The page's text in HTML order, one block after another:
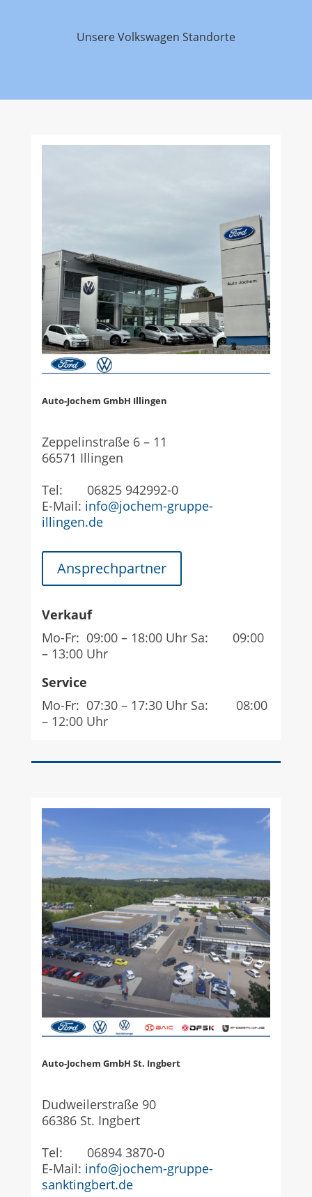
Unsere Volkswagen Standorte
Auto-Jochem GmbH Illingen
Zeppelinstraße 6 – 11
66571 Illingen
Tel: 06825 942992-0
E-Mail: info@jochem-gruppe-
illingen.de
Ansprechpartner
Verkauf
Mo-Fr: 09:00 – 18:00 Uhr Sa: 09:00
– 13:00 Uhr
Service
Mo-Fr: 07:30 – 17:30 Uhr Sa: 08:00
– 12:00 Uhr
Auto-Jochem GmbH St. Ingbert
Dudweilerstraße 90
66386 St. Ingbert
Tel: 06894 3870-0
E-Mail: info@jochem-gruppe-
sanktingbert.de